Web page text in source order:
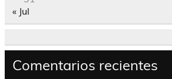
« Jul
Comentarios recientes